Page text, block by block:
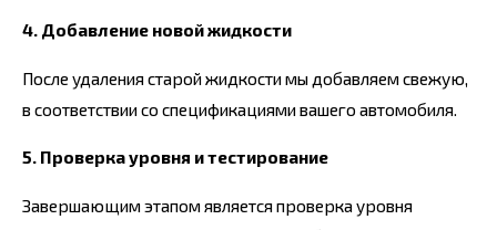
4. Добавление новой жидкости
После удаления старой жидкости мы добавляем свежую,
в соответствии со спецификациями вашего автомобиля.
5. Проверка уровня и тестирование
Завершающим этапом является проверка уровня